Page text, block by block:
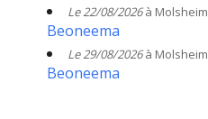
Le 22/08/2026à Molsheim
Beoneema
Le 29/08/2026à Molsheim
Beoneema